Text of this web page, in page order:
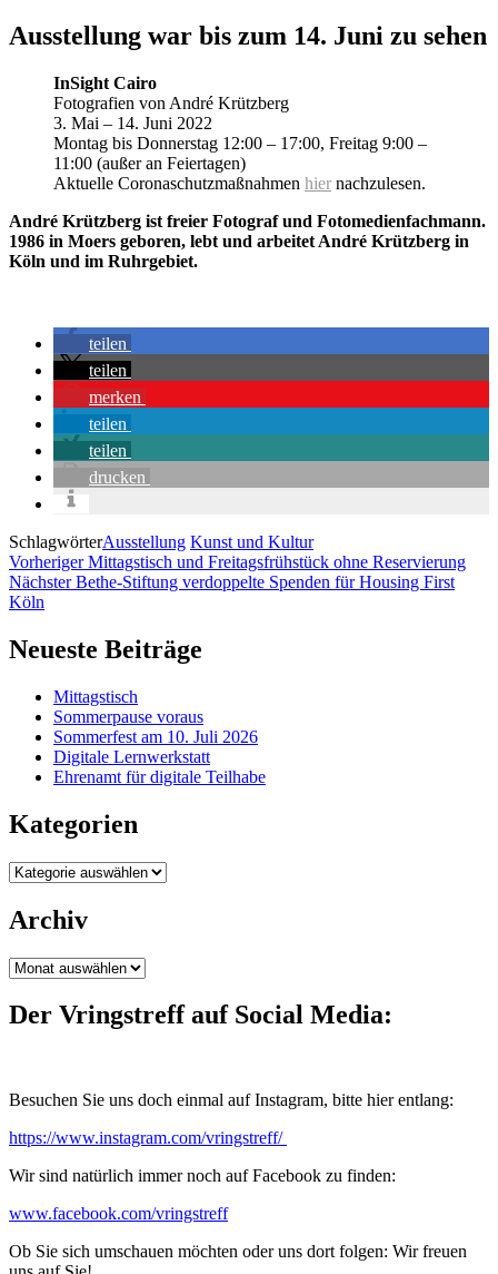
Ausstellung war bis zum 14. Juni zu sehen
InSight Cairo
Fotografien von André Krützberg
3. Mai – 14. Juni 2022
Montag bis Donnerstag 12:00 – 17:00, Freitag 9:00 –
11:00 (außer an Feiertagen)
Aktuelle Coronaschutzmaßnahmen hier nachzulesen.
André Krützberg ist freier Fotograf und Fotomedienfachmann.
1986 in Moers geboren, lebt und arbeitet André Krützberg in
Köln und im Ruhrgebiet.
teilen
teilen
merken
teilen
teilen
drucken
SchlagwörterAusstellung Kunst und Kultur
Beitragsnavigation
VorherigerMittagstisch und Freitagsfrühstück ohne Reservierung
NächsterBethe-Stiftung verdoppelte Spenden für Housing First
Köln
Neueste Beiträge
Mittagstisch
Sommerpause voraus
Sommerfest am 10. Juli 2026
Digitale Lernwerkstatt
Ehrenamt für digitale Teilhabe
Kategorien
Kategorien
Archiv
Archiv
Der Vringstreff auf Social Media:
Besuchen Sie uns doch einmal auf Instagram, bitte hier entlang:
https://www.instagram.com/vringstreff/
Wir sind natürlich immer noch auf Facebook zu finden:
www.facebook.com/vringstreff
Ob Sie sich umschauen möchten oder uns dort folgen: Wir freuen